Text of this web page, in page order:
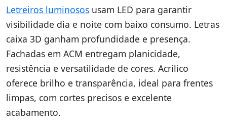
Letreiros luminosos usam LED para garantir
visibilidade dia e noite com baixo consumo. Letras
caixa 3D ganham profundidade e presença.
Fachadas em ACM entregam planicidade,
resistência e versatilidade de cores. Acrílico
oferece brilho e transparência, ideal para frentes
limpas, com cortes precisos e excelente
acabamento.